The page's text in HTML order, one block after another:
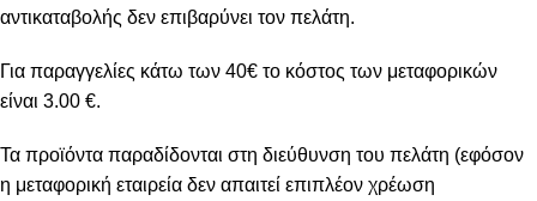
αντικαταβολής δεν επιβαρύνει τον πελάτη.
Για παραγγελίες κάτω των 40€ το κόστος των μεταφορικών
είναι 3.00 €.
Τα προϊόντα παραδίδονται στη διεύθυνση του πελάτη (εφόσον
η μεταφορική εταιρεία δεν απαιτεί επιπλέον χρέωση